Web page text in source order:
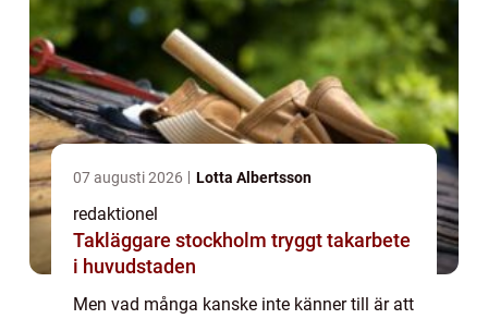
07 augusti 2026 Lotta Albertsson
redaktionel
Takläggare stockholm tryggt takarbete
i huvudstaden
Men vad många kanske inte känner till är att